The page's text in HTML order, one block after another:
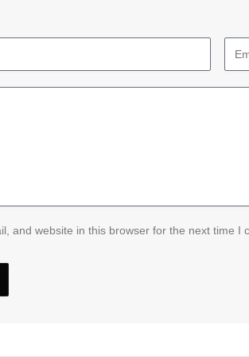
and website in this browser for the next time I